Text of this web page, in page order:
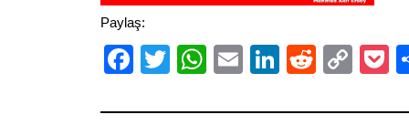
Paylaş:
Facebook
TwitterWhatsApp
EmailLinkedIn
Reddit